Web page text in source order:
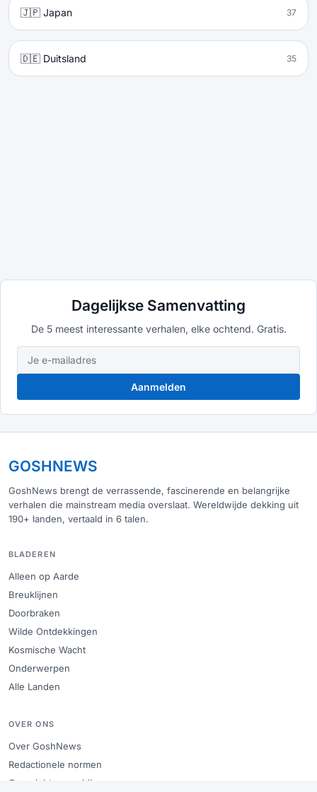
🇯🇵 Japan 37
🇩🇪 Duitsland 35
Dagelijkse Samenvatting
De 5 meest interessante verhalen, elke ochtend. Gratis.
Aanmelden
GOSHNEWS
GoshNews brengt de verrassende, fascinerende en belangrijke
verhalen die mainstream media overslaat. Wereldwijde dekking uit
190+ landen, vertaald in 6 talen.
BLADEREN
Alleen op Aarde
Breuklijnen
Doorbraken
Wilde Ontdekkingen
Kosmische Wacht
Onderwerpen
Alle Landen
OVER ONS
Over GoshNews
Redactionele normen
Copyright en meldingen